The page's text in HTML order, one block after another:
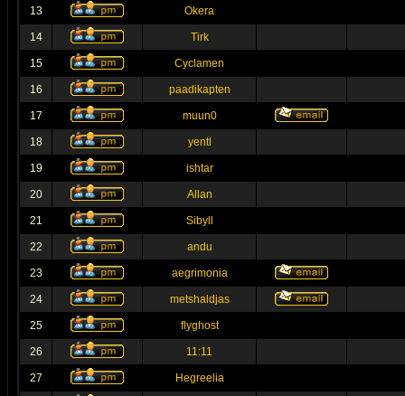
13 Okera
14 Tirk
15 Cyclamen
16 paadikapten
17 muun0
18 yentl
19 ishtar
20 Allan
21 Sibyll
22 andu
23 aegrimonia
24 metshaldjas
25 flyghost
26 11:11
27 Hegreelia